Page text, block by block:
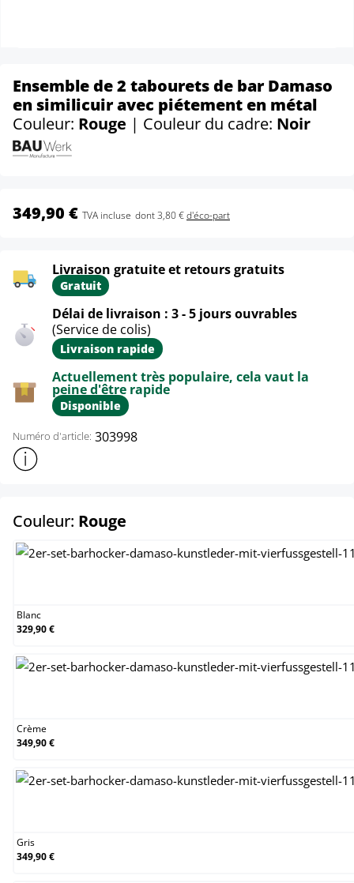
Ensemble de 2 tabourets de bar Damaso
en similicuir avec piétement en métal
Couleur: Rouge | Couleur du cadre: Noir
349,90 € TVA incluse dont 3,80 €d'éco-part
Livraison gratuite et retours gratuits
Gratuit
Délai de livraison : 3 - 5 jours ouvrables
(Service de colis)
Livraison rapide
Actuellement très populaire, cela vaut la
peine d'être rapide
Disponible
Numéro d'article: 303998
Afficher plus d'informations sur le produit
Couleur: Rouge
Blanc
329,90 €
Crème
349,90 €
Gris
349,90 €